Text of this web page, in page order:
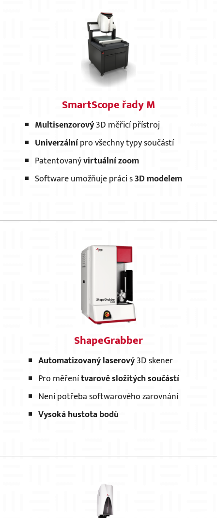
SmartScope řady M
Multisenzorový3D měřicí přístroj
Univerzálnípro všechny typy součástí
Patentovanývirtuální zoom
Software umožňuje práci s3D modelem
ShapeGrabber
Automatizovaný laserový3D skener
Pro měřenítvarově složitých součástí
Není potřeba softwarového zarovnání
Vysoká hustota bodů